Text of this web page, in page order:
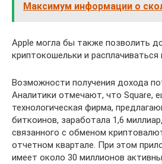
Максимум информации о
Apple могла бы также позволить
криптокошельки и расплачиваться
Возможности получения дохода
Аналитики отмечают, что Square,
технологическая фирма,
биткоинов, заработала 1,6
связанного с обменом
отчетном квартале. При этом
имеет около 30 миллионов